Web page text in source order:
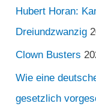
Hubert Horan:
Dreiundzwanzig
Clown Busters
Wie eine
gesetzlich